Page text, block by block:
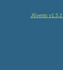
JEvents v1.5.2